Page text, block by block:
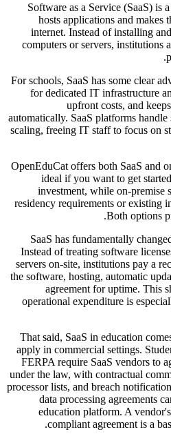
Software as a Service (SaaS) is
hosts applications and makes
internet. Instead of installing
computers or servers, institutions
For schools, SaaS has some clear
for dedicated IT infrastructure
upfront costs, and
automatically. SaaS platforms
scaling, freeing IT staff to focus on
OpenEduCat offers both SaaS and
ideal if you want to get
investment, while on-premise
residency requirements or existing
Both options
SaaS has fundamentally
Instead of treating software
servers on-site, institutions pay a
the software, hosting, automatic
agreement for uptime. This
operational expenditure is
That said, SaaS in education
apply in commercial settings.
FERPA require SaaS vendors to
under the law, with contractual
processor lists, and breach
data processing agreements
education platform. A
compliant agreement is a